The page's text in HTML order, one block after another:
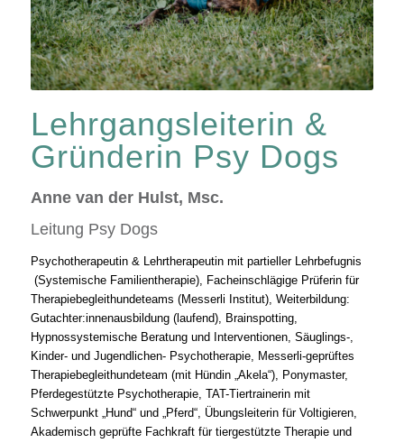
Lehrgangsleiterin &
Gründerin Psy Dogs
Anne van der Hulst, Msc.
Leitung Psy Dogs
Psychotherapeutin & Lehrtherapeutin mit partieller Lehrbefugnis
(Systemische Familientherapie), Facheinschlägige Prüferin für
Therapiebegleithundeteams (Messerli Institut), Weiterbildung:
Gutachter:innenausbildung (laufend), Brainspotting,
Hypnossystemische Beratung und Interventionen, Säuglings-,
Kinder- und Jugendlichen- Psychotherapie, Messerli-geprüftes
Therapiebegleithundeteam (mit Hündin „Akela“), Ponymaster,
Pferdegestützte Psychotherapie, TAT-Tiertrainerin mit
Schwerpunkt „Hund“ und „Pferd“, Übungsleiterin für Voltigieren,
Akademisch geprüfte Fachkraft für tiergestützte Therapie und